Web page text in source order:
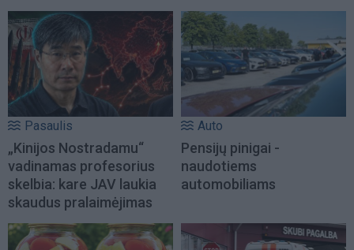
Pasaulis
„Kinijos Nostradamu“
vadinamas profesorius
skelbia: kare JAV laukia
skaudus pralaimėjimas
Auto
Pensijų pinigai -
naudotiems
automobiliams